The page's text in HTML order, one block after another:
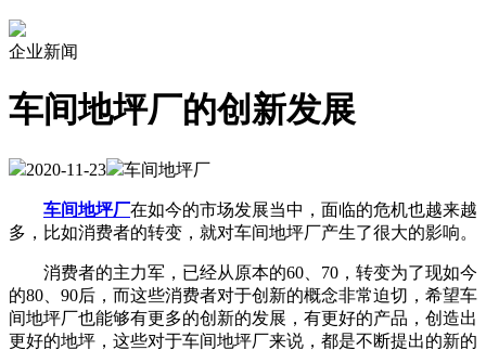
企业新闻
车间地坪厂的创新发展
2020-11-23 车间地坪厂
车间地坪厂在如今的市场发展当中，面临的危机也越来越
多，比如消费者的转变，就对车间地坪厂产生了很大的影响。
消费者的主力军，已经从原本的60、70，转变为了现如今
的80、90后，而这些消费者对于创新的概念非常迫切，希望车
间地坪厂也能够有更多的创新的发展，有更好的产品，创造出
更好的地坪，这些对于车间地坪厂来说，都是不断提出的新的